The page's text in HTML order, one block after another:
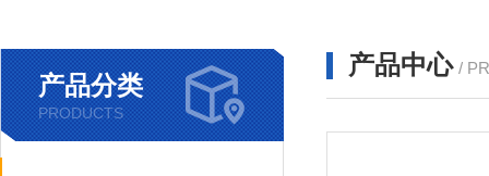
产品分类
PRODUCTS
产品中心 /